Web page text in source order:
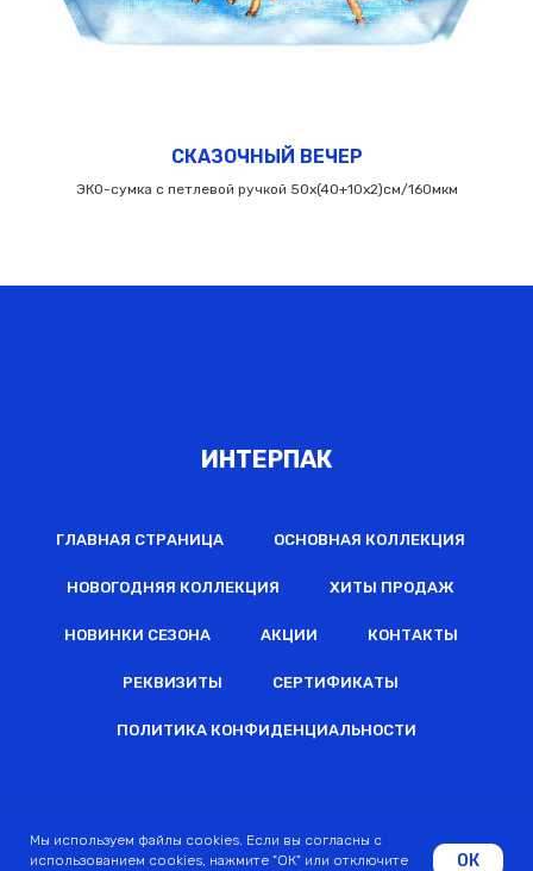
СКАЗОЧНЫЙ ВЕЧЕР
ЭКО-сумка с петлевой ручкой 50х(40+10х2)см/160мкм
ИНТЕРПАК
ГЛАВНАЯ СТРАНИЦА ОСНОВНАЯ КОЛЛЕКЦИЯ
НОВОГОДНЯЯ КОЛЛЕКЦИЯ ХИТЫ ПРОДАЖ
НОВИНКИ СЕЗОНА АКЦИИ КОНТАКТЫ
РЕКВИЗИТЫ СЕРТИФИКАТЫ
ПОЛИТИКА КОНФИДЕНЦИАЛЬНОСТИ
Мы используем файлы cookies. Если вы согласны с
использованием cookies, нажмите "ОК" или отключите
ОК